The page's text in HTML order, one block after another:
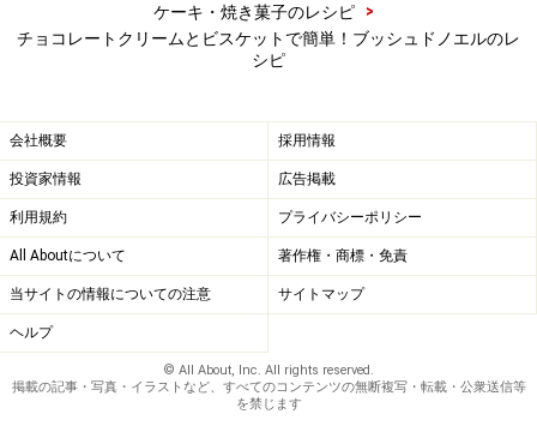
その上にさらに3枚分のビスケットを重ねます。生クリ
ームはたっぷり塗った方がおいしいのでクリームは全部
ケーキ・焼き菓子のレシピ
>
チョコレートクリームとビスケットで簡単！ブッシュドノエルのレ
シピ
会社概要 採用情報
投資家情報 広告掲載
利用規約 プライバシーポリシー
All Aboutについて 著作権・商標・免責
当サイトの情報についての注意 サイトマップ
ヘルプ
© All About, Inc. All rights reserved.
掲載の記事・写真・イラストなど、すべてのコンテンツの無断複写・転載・公衆送信等
を禁じます